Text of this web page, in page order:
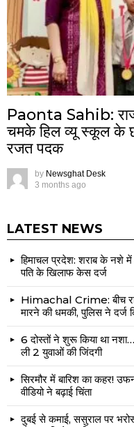
Paonta Sahib:
चमके हिल व्यू स्कूल के
रजत पदक
by Newsghat Desk
3 months ago
LATEST NEWS
हिमाचल प्रदेश: शराब के नशे में
पति के खिलाफ केस दर्ज
Himachal Crime: बीच
मारने की धमकी, पुलिस ने दर्ज
6 दोस्तों ने शुरू किया था
ली 2 युवाओं की जिंदगी
सिरमौर में बारिश का कहर!
वीडियो ने बढ़ाई चिंता
दुबई से कमाई, ससुराल पर